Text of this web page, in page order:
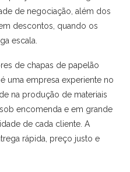
de negociação, além dos
descontos, quando os
escala.
de chapas de papelão
uma empresa experiente no
na produção de materiais
encomenda e em grande
de cada cliente. A
rápida, preço justo e